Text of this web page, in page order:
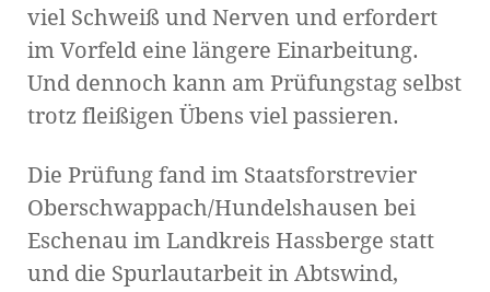
viel Schweiß und Nerven und erfordert
im Vorfeld eine längere Einarbeitung.
Und dennoch kann am Prüfungstag selbst
trotz fleißigen Übens viel passieren.
Die Prüfung fand im Staatsforstrevier
Oberschwappach/Hundelshausen bei
Eschenau im Landkreis Hassberge statt
und die Spurlautarbeit in Abtswind,